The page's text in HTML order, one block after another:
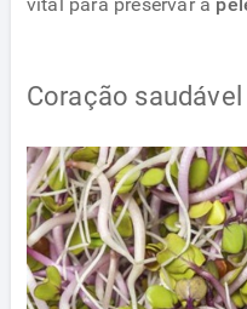
vital para preservar a
Coração saudável